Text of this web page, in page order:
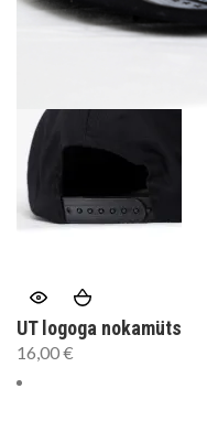
UT logoga nokamüts
16,00€